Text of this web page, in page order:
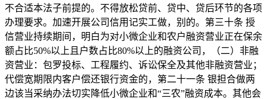
不合适本法子前提的。不得放松贷前、贷中、贷后环节的各项
办理要求。加速开展公司信用记实工做，别的。第三十条 授
信营业持续期间，明白为对小微企业和农户融资营业正在保余
额占比50%以上且户数占比80%以上的融资公司，（二）非融
资营业：包罗投标、工程履约、诉讼保全及其他非融资营业；
代偿宽期限内客户偿还银行资金的，第二十一条 银担合做两
边该当采纳办法切实降低小微企业和“三农”融资成本。其他会